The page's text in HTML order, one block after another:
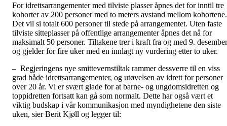
For idrettsarrangementer med tilviste plasser åpnes det for inntil tre
kohorter av 200 personer med to meters avstand mellom kohortene.
Det vil si totalt 600 personer til stede på arrangementet. Uten faste
tilviste sitteplasser på offentlige arrangementer åpnes det nå for
maksimalt 50 personer. Tiltakene trer i kraft fra og med 9. desember
og gjelder for fire uker med en innlagt ny vurdering etter to uker.
– Regjeringens nye smittevernstiltak rammer dessverre til en viss
grad både idrettsarrangementer, og utøvelsen av idrett for personer
over 20 år. Vi er svært glade for at barne- og ungdomsidretten og
toppidretten fortsatt kan gå som normalt. Dette har også vært et
viktig budskap i vår kommunikasjon med myndighetene den siste
uken, sier Berit Kjøll og legger til: